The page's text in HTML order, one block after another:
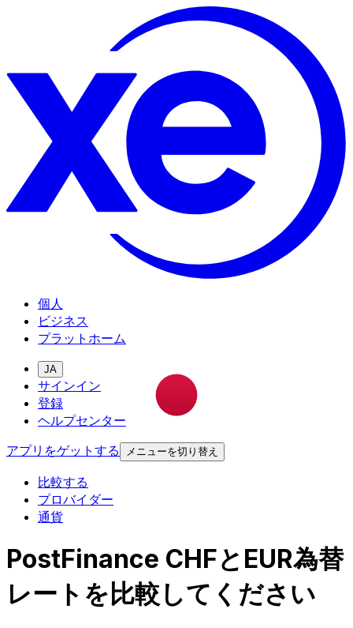
個人
ビジネス
プラットホーム
JA
サインイン
登録
ヘルプセンター
アプリをゲットする
メニューを切り替え
比較する
プロバイダー
通貨
PostFinance CHFとEUR為替
レートを比較してください